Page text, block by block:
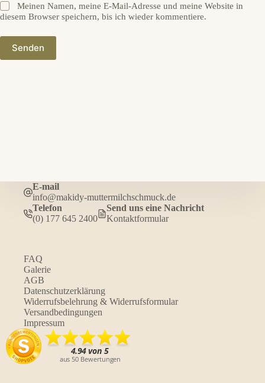
Meinen Namen, meine E-Mail-Adresse und meine Website in
diesem Browser speichern, bis ich wieder kommentiere.
Senden
E-mail
info@makidy-muttermilchschmuck.de
Telefon
(0) 177 645 2400
Send uns eine Nachricht
Kontaktformular
FAQ
Galerie
AGB
Datenschutzerklärung
Widerrufsbelehrung & Widerrufsformular
Versandbedingungen
Impressum